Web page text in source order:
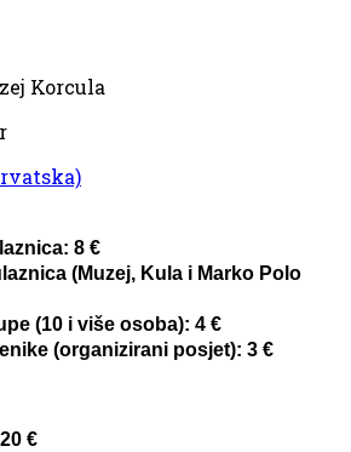
Korcula
8 €
(Muzej, Kula i Marko Polo
(10 i više osoba): 4 €
(organizirani posjet): 3 €
€